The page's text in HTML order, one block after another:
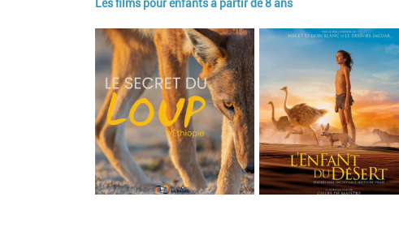
Les films pour enfants à partir de 8 ans
Image